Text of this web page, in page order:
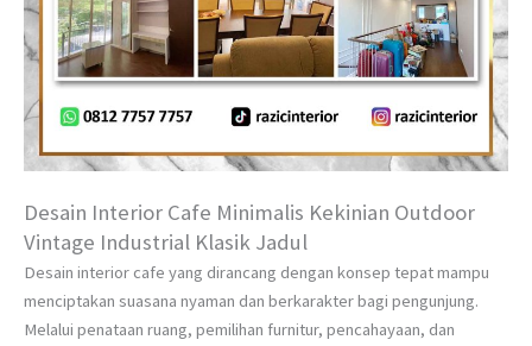
Desain Interior Cafe Minimalis Kekinian Outdoor
Vintage Industrial Klasik Jadul
Desain interior cafe yang dirancang dengan konsep tepat mampu
menciptakan suasana nyaman dan berkarakter bagi pengunjung.
Melalui penataan ruang, pemilihan furnitur, pencahayaan, dan